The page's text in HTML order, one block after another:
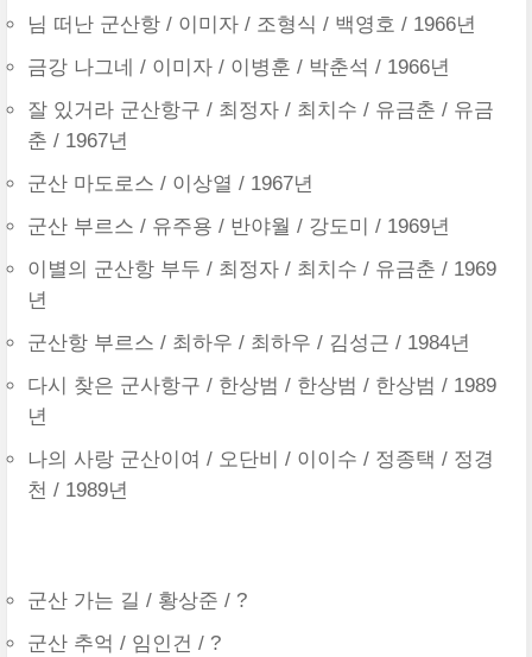
님 떠난 군산항 / 이미자 / 조형식 / 백영호 / 1966년
금강 나그네 / 이미자 / 이병훈 / 박춘석 / 1966년
잘 있거라 군산항구 / 최정자 / 최치수 / 유금춘 / 유금
춘 / 1967년
군산 마도로스 / 이상열 / 1967년
군산 부르스 / 유주용 / 반야월 / 강도미 / 1969년
이별의 군산항 부두 / 최정자 / 최치수 / 유금춘 / 1969
년
군산항 부르스 / 최하우 / 최하우 / 김성근 / 1984년
다시 찾은 군사항구 / 한상범 / 한상범 / 한상범 / 1989
년
나의 사랑 군산이여 / 오단비 / 이이수 / 정종택 / 정경
천 / 1989년
군산 가는 길 / 황상준 / ?
군산 추억 / 임인건 / ?